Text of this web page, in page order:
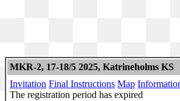
MKR-2, 17-18/5 2025, Katrineholms KS
Invitation Final Instructions Map
The registration period has expired